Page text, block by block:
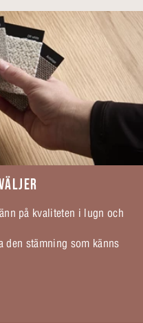
på kvaliteten i lugn och
den stämning som känns